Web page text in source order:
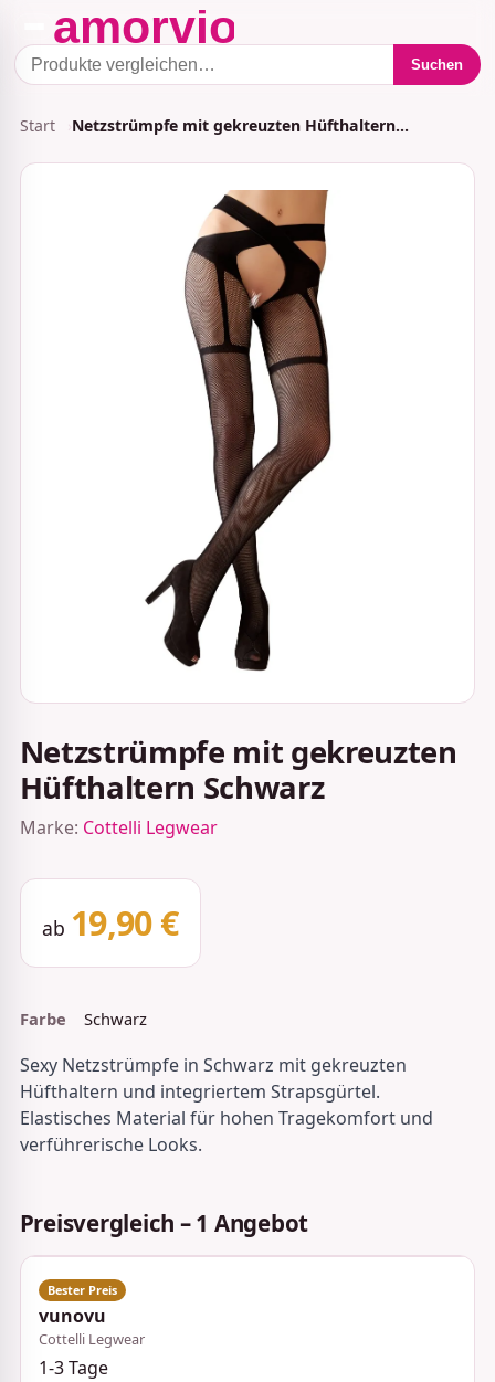
Suchen
Start Netzstrümpfe mit gekreuzten Hüfthaltern…
Netzstrümpfe mit gekreuzten
Hüfthaltern Schwarz
Marke: Cottelli Legwear
ab 19,90 €
Farbe Schwarz
Sexy Netzstrümpfe in Schwarz mit gekreuzten
Hüfthaltern und integriertem Strapsgürtel.
Elastisches Material für hohen Tragekomfort und
verführerische Looks.
Preisvergleich – 1 Angebot
vunovu
Cottelli Legwear
1-3 Tage